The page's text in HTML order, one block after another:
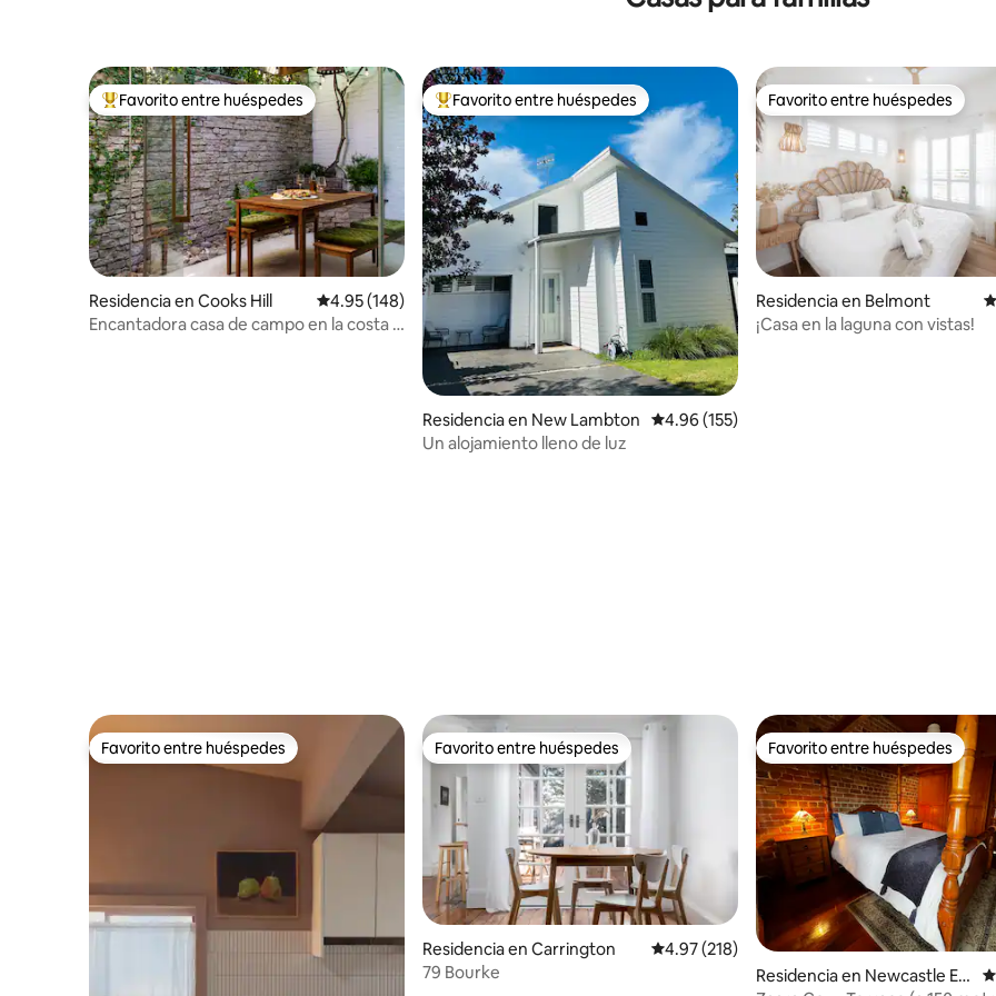
De los mejores en Favorito entre huéspedes
Favorito entre huéspedes
Residencia en Cooks Hill Calificación promedio: 4.95 de 5; 148 evaluaciones
4.95 (148)
Encantadora casa de campo en la costa y
De los mejores en Favorito entre huéspedes
Favorito entre huéspedes
Residencia en New Lambton Calificación promedio: 4.96 de 5; 155
4.96 (155)
Un alojamiento lleno de luz
Favorito entre huéspedes
Favorito entre huéspedes
Residencia en Belmont
¡Casa en la laguna con vistas!
Favorito entre huéspedes
Favorito entre huéspedes Favorito entre huéspedes
Favorito entre huéspedes
Residencia en Carrington Calificación promedio: 4.97 de 5; 218
4.97 (218)
79 Bourke
Favorito entre huéspedes
Favorito entre huéspedes
Residencia en Newcastle Ea